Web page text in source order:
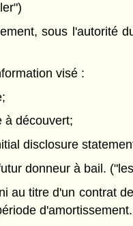
sous l'autorité
visé :
à découvert;
disclosure
donneur à bail.
au titre d'un contrat